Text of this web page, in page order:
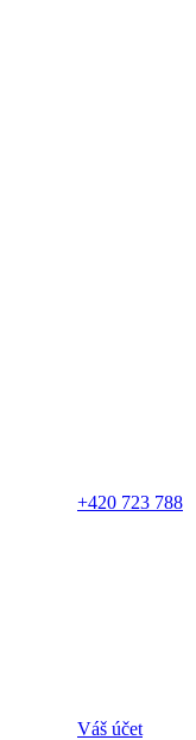
+420 723 788
Váš účet